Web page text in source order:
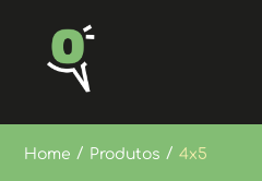
Home / Produtos / 4x5